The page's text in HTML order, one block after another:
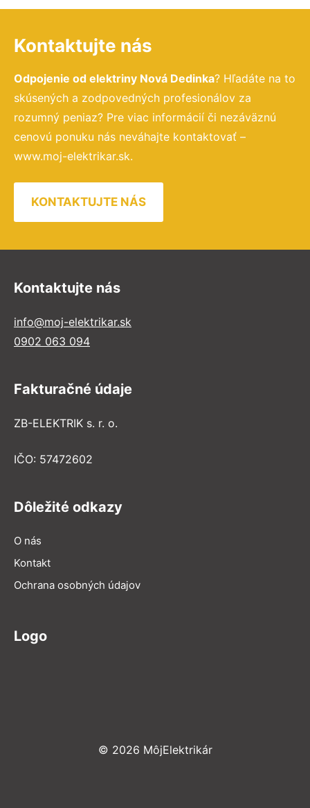
Kontaktujte nás
Odpojenie od elektriny Nová Dedinka? Hľadáte na to
skúsených a zodpovedných profesionálov za
rozumný peniaz? Pre viac informácií či nezáväznú
cenovú ponuku nás neváhajte kontaktovať –
www.moj-elektrikar.sk.
KONTAKTUJTE NÁS
Kontaktujte nás
info@moj-elektrikar.sk
0902 063 094
Fakturačné údaje
ZB-ELEKTRIK s. r. o.
IČO: 57472602
Dôležité odkazy
O nás
Kontakt
Ochrana osobných údajov
Logo
© 2026 MôjElektrikár